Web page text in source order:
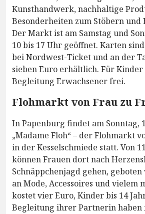
Kunsthandwerk, nachhaltige
Besonderheiten zum Stöbern und
Der Markt ist am Samstag und
10 bis 17 Uhr geöffnet. Karten
bei Nordwest-Ticket und an der
sieben Euro erhältlich. Für
Begleitung Erwachsener frei.
Flohmarkt von Frau zu
In Papenburg findet am Sonntag,
„Madame Floh“ – der Flohmarkt
in der Kesselschmiede statt. Von
können Frauen dort nach
Schnäppchenjagd gehen,
an Mode, Accessoires und vielem
kostet vier Euro, Kinder bis 14
Begleitung ihrer Partnerin